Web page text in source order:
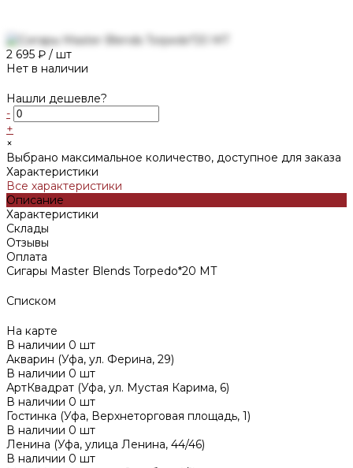
2 695 ₽ / шт
Нет в наличии
Нашли дешевле?
-
+
×
Выбрано максимальное количество, доступное для заказа
Характеристики
Все характеристики
Описание
Характеристики
Склады
Отзывы
Оплата
Сигары Master Blends Torpedo*20 МТ
Списком
На карте
В наличии 0 шт
Акварин (Уфа, ул. Ферина, 29)
В наличии 0 шт
АртКвадрат (Уфа, ул. Мустая Карима, 6)
В наличии 0 шт
Гостинка (Уфа, Верхнеторговая площадь, 1)
В наличии 0 шт
Ленина (Уфа, улица Ленина, 44/46)
В наличии 0 шт